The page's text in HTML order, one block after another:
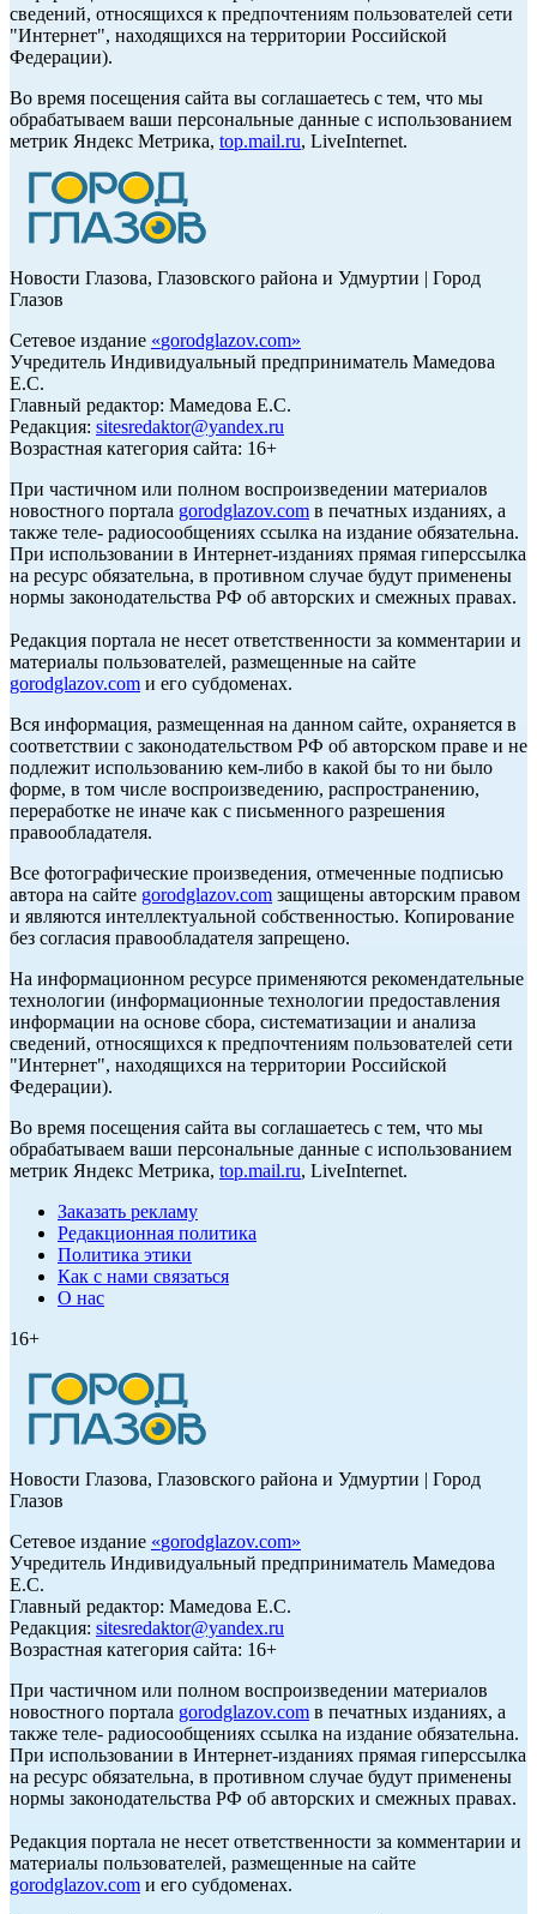
сведений, относящихся к предпочтениям пользователей сети
"Интернет", находящихся на территории Российской
Федерации).
Во время посещения сайта вы соглашаетесь с тем, что мы
обрабатываем ваши персональные данные с использованием
метрик Яндекс Метрика, top.mail.ru, LiveInternet.
Новости Глазова, Глазовского района и Удмуртии | Город
Глазов
Сетевое издание «gorodglazov.com»
Учредитель Индивидуальный предприниматель Мамедова
Е.С.
Главный редактор: Мамедова Е.С.
Редакция: sitesredaktor@yandex.ru
Возрастная категория сайта: 16+
При частичном или полном воспроизведении материалов
новостного портала gorodglazov.com в печатных изданиях, а
также теле- радиосообщениях ссылка на издание обязательна.
При использовании в Интернет-изданиях прямая гиперссылка
на ресурс обязательна, в противном случае будут применены
нормы законодательства РФ об авторских и смежных правах.
Редакция портала не несет ответственности за комментарии и
материалы пользователей, размещенные на сайте
gorodglazov.com и его субдоменах.
Вся информация, размещенная на данном сайте, охраняется в
соответствии с законодательством РФ об авторском праве и не
подлежит использованию кем-либо в какой бы то ни было
форме, в том числе воспроизведению, распространению,
переработке не иначе как с письменного разрешения
правообладателя.
Все фотографические произведения, отмеченные подписью
автора на сайте gorodglazov.com защищены авторским правом
и являются интеллектуальной собственностью. Копирование
без согласия правообладателя запрещено.
На информационном ресурсе применяются рекомендательные
технологии (информационные технологии предоставления
информации на основе сбора, систематизации и анализа
сведений, относящихся к предпочтениям пользователей сети
"Интернет", находящихся на территории Российской
Федерации).
Во время посещения сайта вы соглашаетесь с тем, что мы
обрабатываем ваши персональные данные с использованием
метрик Яндекс Метрика, top.mail.ru, LiveInternet.
Заказать рекламу
Редакционная политика
Политика этики
Как с нами связаться
О нас
16+
Новости Глазова, Глазовского района и Удмуртии | Город
Глазов
Сетевое издание «gorodglazov.com»
Учредитель Индивидуальный предприниматель Мамедова
Е.С.
Главный редактор: Мамедова Е.С.
Редакция: sitesredaktor@yandex.ru
Возрастная категория сайта: 16+
При частичном или полном воспроизведении материалов
новостного портала gorodglazov.com в печатных изданиях, а
также теле- радиосообщениях ссылка на издание обязательна.
При использовании в Интернет-изданиях прямая гиперссылка
на ресурс обязательна, в противном случае будут применены
нормы законодательства РФ об авторских и смежных правах.
Редакция портала не несет ответственности за комментарии и
материалы пользователей, размещенные на сайте
gorodglazov.com и его субдоменах.